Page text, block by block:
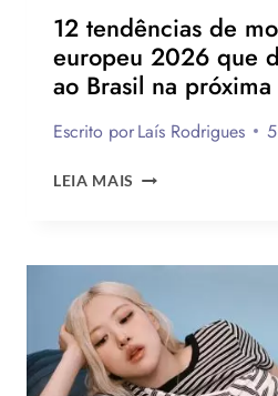
12 tendências de
europeu 2026 que
ao Brasil na
Escrito porLaís Rodrigues
LEIA MAIS
DO
VERÃO
EUROPEU
2026
QUE
DEVEM